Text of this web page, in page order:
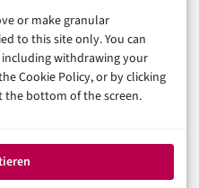
or make granular
to this site only. You can
withdrawing your
Cookie Policy, or by clicking
bottom of the screen.